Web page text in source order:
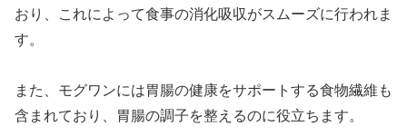
おり、これによって食事の消化吸収がスムーズに行われま
す。
また、モグワンには胃腸の健康をサポートする食物繊維も
含まれており、胃腸の調子を整えるのに役立ちます。